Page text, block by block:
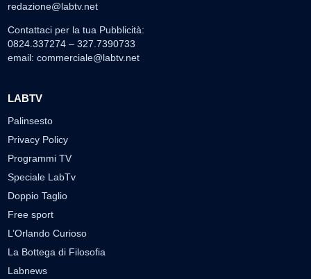
redazione@labtv.net
Contattaci per la tua Pubblicità:
0824.337274 – 327.7390733
email: commerciale@labtv.net
LABTV
Palinsesto
Privacy Policy
Programmi TV
Speciale LabTv
Doppio Taglio
Free sport
L’Orlando Curioso
La Bottega di Filosofia
Labnews